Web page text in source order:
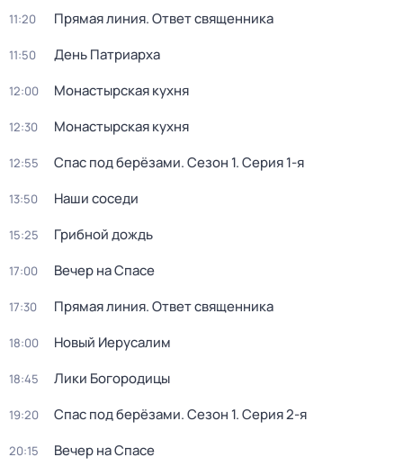
11:20 Прямая линия. Ответ священника
11:50 День Патриарха
12:00 Монастырская кухня
12:30 Монастырская кухня
12:55 Спас под берёзами. Сезон 1. Серия 1-я
13:50 Наши соседи
15:25 Грибной дождь
17:00 Вечер на Спасе
17:30 Прямая линия. Ответ священника
18:00 Новый Иерусалим
18:45 Лики Богородицы
19:20 Спас под берёзами. Сезон 1. Серия 2-я
20:15 Вечер на Спасе